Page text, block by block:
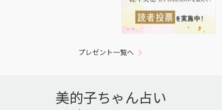
プレゼント一覧へ
美的子ちゃん占い